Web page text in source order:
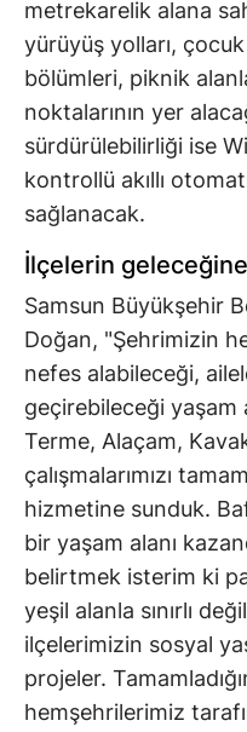
metrekarelik alana
yürüyüş yolları,
bölümleri, piknik
noktalarının yer
sürdürülebilirliği ise
kontrollü akıllı
sağlanacak.
İlçelerin geleceğine
Samsun Büyükşehir
Doğan, "Şehrimizin
nefes alabileceği,
geçirebileceği yaşam
Terme, Alaçam,
çalışmalarımızı
hizmetine sunduk.
bir yaşam alanı
belirtmek isterim ki
yeşil alanla sınırlı
ilçelerimizin sosyal
projeler.
hemşehrilerimiz